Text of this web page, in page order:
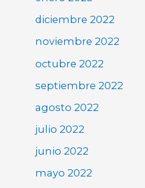
diciembre 2022
noviembre 2022
octubre 2022
septiembre 2022
agosto 2022
julio 2022
junio 2022
mayo 2022